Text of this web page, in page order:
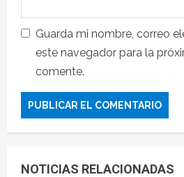
Guarda mi nombre, correo
este navegador para la
comente.
NOTICIAS RELACIONADAS